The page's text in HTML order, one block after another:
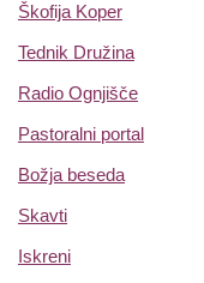
Škofija Koper
Tednik Družina
Radio Ognjišče
Pastoralni portal
Božja beseda
Skavti
Iskreni